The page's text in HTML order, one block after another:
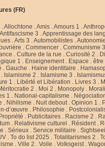
(FR)
.Allochtone .Amis .Amours 1 .
Antifascisme 3 .Apprentissage des
.Arts 3 .Automobilistes .Autonomie
.Commencer .Communisme 3
.Culture de la rue .Curiosité 2 .
1 . Enseignement. Espace .être
.Gauche . Haine identitaire .
. Islamisme 2 . Islamisme 3 .
1 . Libérté et Libération . Livres 3 .
2 . Moi 2 . Monopoly .
1 . National-capitalisme .
. Nihilisme . Nuit debout.Opinion 1 .
d’œuvre . Philosophie .
Propriété . Publicitaires . Racisme 2 .
. Relativisme culturel . Résident.
.Sérieux .Service militaire .
.To do list 2025 .Totalitarismes 2 .
.Ville 2 .Voile .Volksgeist.